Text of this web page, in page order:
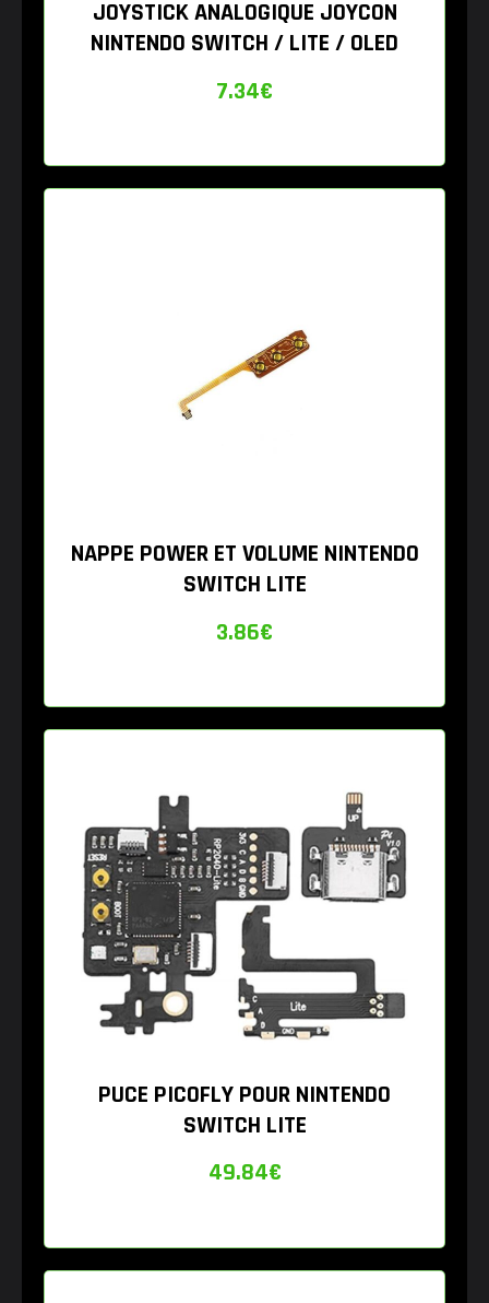
JOYSTICK ANALOGIQUE JOYCON
NINTENDO SWITCH / LITE / OLED
7.34€
NAPPE POWER ET VOLUME NINTENDO
SWITCH LITE
3.86€
PUCE PICOFLY POUR NINTENDO
SWITCH LITE
49.84€